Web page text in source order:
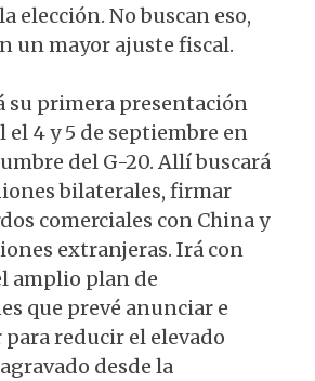
elección. No buscan eso,
un mayor ajuste fiscal.
su primera presenta­ción
4 y 5 de septiembre en
del G-20. Allí bus­cará
bilaterales, firmar
comerciales con China y
extranjeras. Irá con
amplio plan de
que prevé anunciar e
reducir el elevado
desde la